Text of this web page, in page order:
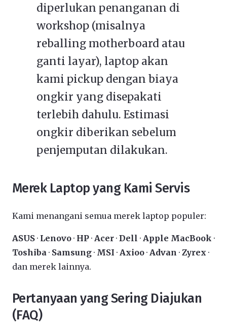
diperlukan penanganan di
workshop (misalnya
reballing motherboard atau
ganti layar), laptop akan
kami pickup dengan biaya
ongkir yang disepakati
terlebih dahulu. Estimasi
ongkir diberikan sebelum
penjemputan dilakukan.
Merek Laptop yang Kami Servis
Kami menangani semua merek laptop populer:
ASUS · Lenovo · HP · Acer · Dell · Apple MacBook ·
Toshiba · Samsung · MSI · Axioo · Advan · Zyrex ·
dan merek lainnya.
Pertanyaan yang Sering Diajukan
(FAQ)